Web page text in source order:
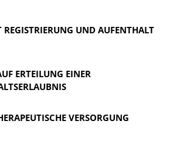
UND AUFENTHALT
ERTEILUNG EINER
VERSORGUNG